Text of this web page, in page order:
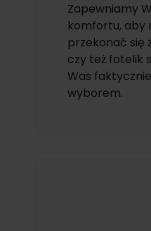
Zapewniamy
komfortu, aby
przekonać się
czy też fotelik
Was
wyborem.